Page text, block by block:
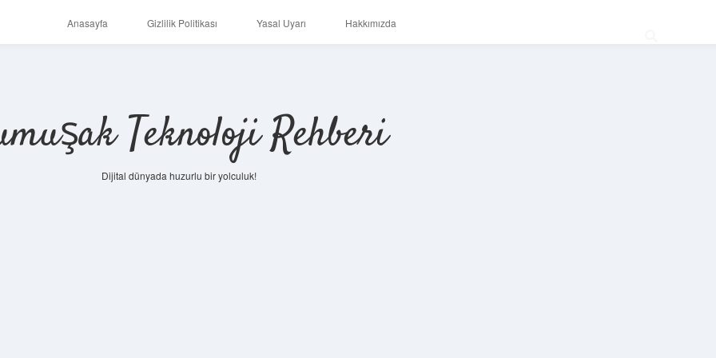
Anasayfa Gizlilik Politikası Yasal Uyarı Hakkımızda
Teknoloji Rehberi
Dijital dünyada huzurlu bir yolculuk!